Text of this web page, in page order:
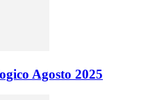
Agosto 2025